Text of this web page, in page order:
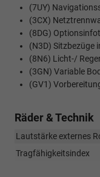
(7UY)
(3CX)
(8DG)
(N3D) Sitzbezüge
(8N6) Licht-/
(3GN) Variable
(GV1)
Räder & Technik
Lautstärke externes
Tragfähigkeitsindex